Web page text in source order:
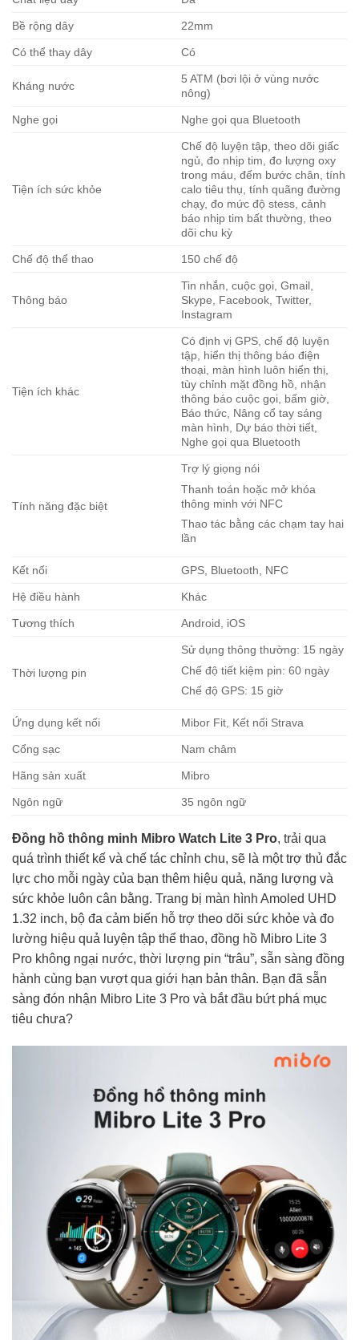
Bề rộng dây 22mm
Có thể thay dây Có
Kháng nước
5 ATM (bơi lội ở vùng nước
nông)
Nghe gọi Nghe gọi qua Bluetooth
Tiện ích sức khỏe
Chế độ luyện tập, theo dõi giấc
ngủ, đo nhịp tim, đo lượng oxy
trong máu, đếm bước chân, tính
calo tiêu thụ, tính quãng đường
chạy, đo mức độ stess, cảnh
báo nhịp tim bất thường, theo
dõi chu kỳ
Chế độ thể thao 150 chế độ
Thông báo
Tin nhắn, cuộc gọi, Gmail,
Skype, Facebook, Twitter,
Instagram
Tiện ích khác
Có định vị GPS, chế độ luyện
tập, hiển thị thông báo điện
thoại, màn hình luôn hiển thị,
tùy chỉnh mặt đồng hồ, nhận
thông báo cuộc gọi, bấm giờ,
Báo thức, Nâng cổ tay sáng
màn hình, Dự báo thời tiết,
Nghe gọi qua Bluetooth
Tính năng đặc biệt
Trợ lý giọng nói
Thanh toán hoặc mở khóa
thông minh với NFC
Thao tác bằng các chạm tay hai
lần
Kết nối GPS, Bluetooth, NFC
Hệ điều hành Khác
Tương thích Android, iOS
Thời lượng pin
Sử dụng thông thường: 15 ngày
Chế độ tiết kiệm pin: 60 ngày
Chế độ GPS: 15 giờ
Ứng dụng kết nối Mibor Fit, Kết nối Strava
Cổng sạc Nam châm
Hãng sản xuất Mibro
Ngôn ngữ 35 ngôn ngữ
Đồng hồ thông minh Mibro Watch Lite 3 Pro, trải qua
quá trình thiết kế và chế tác chỉnh chu, sẽ là một trợ thủ đắc
lực cho mỗi ngày của bạn thêm hiệu quả, năng lượng và
sức khỏe luôn cân bằng. Trang bị màn hình Amoled UHD
1.32 inch, bộ đa cảm biến hỗ trợ theo dõi sức khỏe và đo
lường hiệu quả luyện tập thể thao, đồng hồ Mibro Lite 3
Pro không ngại nước, thời lượng pin “trâu”, sẵn sàng đồng
hành cùng bạn vượt qua giới hạn bản thân. Bạn đã sẵn
sàng đón nhận Mibro Lite 3 Pro và bắt đầu bứt phá mục
tiêu chưa?